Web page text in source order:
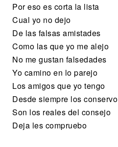
Por eso es corta la lista
Cual yo no dejo
De las falsas amistades
Como las que yo me alejo
No me gustan falsedades
Yo camino en lo parejo
Los amigos que yo tengo
Desde siempre los conservo
Son los reales del consejo
Deja les compruebo